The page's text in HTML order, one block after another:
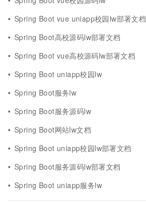
Spring Boot vue uniapp校园lw部署文档
Spring Boot高校源码lw部署文档
Spring Boot vue高校源码lw部署文档
Spring Boot uniapp校园lw
Spring Boot服务lw
Spring Boot服务源码lw
Spring Boot网站lw文档
Spring Boot uniapp校园lw部署文档
Spring Boot服务源码lw部署文档
Spring Boot uniapp服务lw